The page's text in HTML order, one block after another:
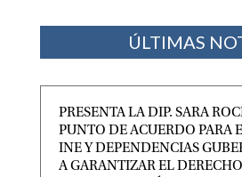
ÚLTIMAS
PRESENTA LA DIP. SARA
PUNTO DE ACUERDO PARA
INE Y DEPENDENCIAS
A GARANTIZAR EL